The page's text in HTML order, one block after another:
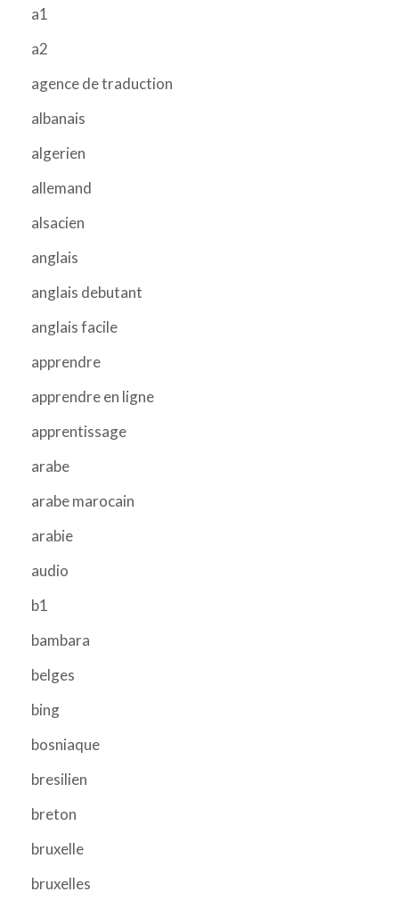
a1
a2
agence de traduction
albanais
algerien
allemand
alsacien
anglais
anglais debutant
anglais facile
apprendre
apprendre en ligne
apprentissage
arabe
arabe marocain
arabie
audio
b1
bambara
belges
bing
bosniaque
bresilien
breton
bruxelle
bruxelles